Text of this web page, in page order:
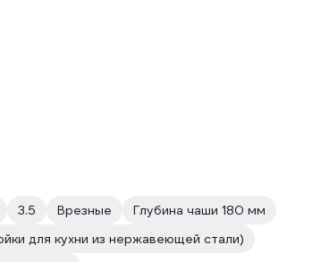
3.5 Врезные
Глубина чаши 180 мм
для кухни из нержавеющей стали)